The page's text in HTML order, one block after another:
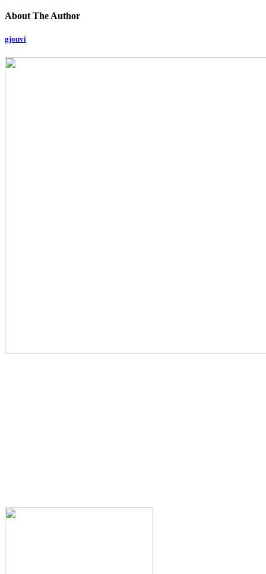
About The Author
gjouvi